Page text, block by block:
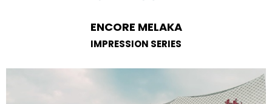
ENCORE MELAKA
IMPRESSION SERIES